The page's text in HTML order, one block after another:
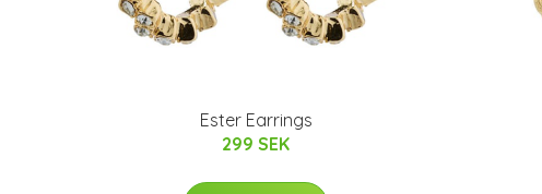
Ester Earrings
299 SEK